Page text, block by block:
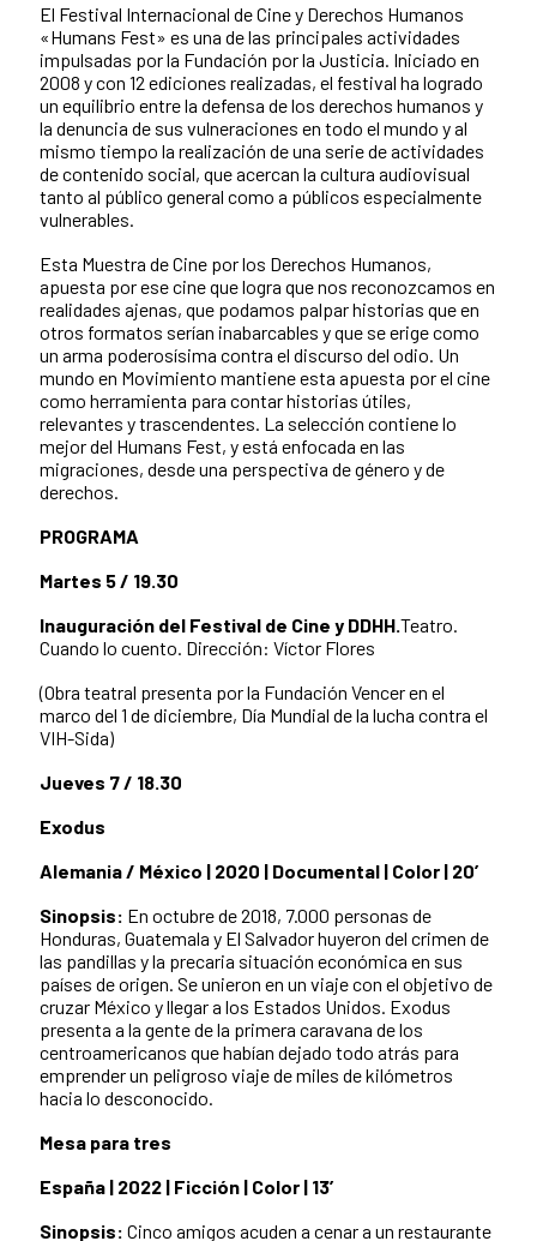
El Festival Internacional de Cine y Derechos Humanos
«Humans Fest» es una de las principales actividades
impulsadas por la Fundación por la Justicia. Iniciado en
2008 y con 12 ediciones realizadas, el festival ha logrado
un equilibrio entre la defensa de los derechos humanos y
la denuncia de sus vulneraciones en todo el mundo y al
mismo tiempo la realización de una serie de actividades
de contenido social, que acercan la cultura audiovisual
tanto al público general como a públicos especialmente
vulnerables.
Esta Muestra de Cine por los Derechos Humanos,
apuesta por ese cine que logra que nos reconozcamos en
realidades ajenas, que podamos palpar historias que en
otros formatos serían inabarcables y que se erige como
un arma poderosísima contra el discurso del odio. Un
mundo en Movimiento mantiene esta apuesta por el cine
como herramienta para contar historias útiles,
relevantes y trascendentes. La selección contiene lo
mejor del Humans Fest, y está enfocada en las
migraciones, desde una perspectiva de género y de
derechos.
PROGRAMA
Martes 5 / 19.30
Inauguración del Festival de Cine y DDHH.Teatro.
Cuando lo cuento. Dirección: Víctor Flores
(Obra teatral presenta por la Fundación Vencer en el
marco del 1 de diciembre, Día Mundial de la lucha contra el
VIH-Sida)
Jueves 7 / 18.30
Exodus
Alemania / México | 2020 | Documental | Color | 20’
Sinopsis: En octubre de 2018, 7.000 personas de
Honduras, Guatemala y El Salvador huyeron del crimen de
las pandillas y la precaria situación económica en sus
países de origen. Se unieron en un viaje con el objetivo de
cruzar México y llegar a los Estados Unidos. Exodus
presenta a la gente de la primera caravana de los
centroamericanos que habían dejado todo atrás para
emprender un peligroso viaje de miles de kilómetros
hacia lo desconocido.
Mesa para tres
España | 2022 | Ficción | Color | 13’
Sinopsis: Cinco amigos acuden a cenar a un restaurante